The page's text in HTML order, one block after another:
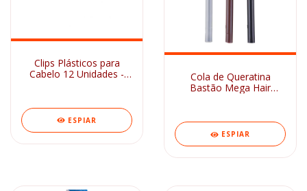
Clips Plásticos para
Cabelo 12 Unidades -
ESPIAR
Cola de Queratina
Bastão Mega Hair
ESPIAR